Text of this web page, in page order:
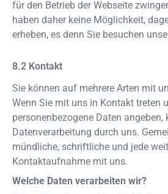
für den Betrieb der Webseite
haben daher keine Möglichkeit,
erheben, es denn Sie besuchen
Kontakt
Sie können auf mehrere Arten mit
Wenn Sie mit uns in Kontakt treten
personenbezogene Daten angeben,
Datenverarbeitung durch uns.
mündliche, schriftliche und jede
Kontaktaufnahme mit uns.
Welche Daten verarbeiten wir?